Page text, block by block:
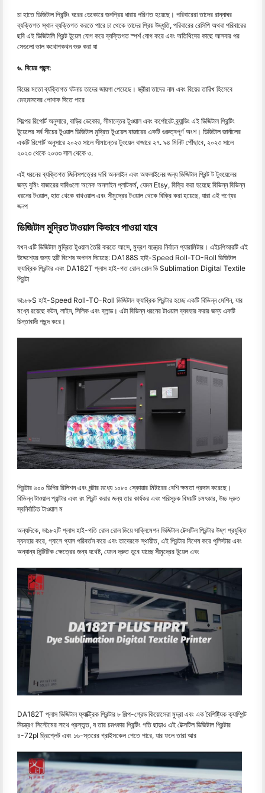
চা হাতে ডিজিটাল প্রিন্টিং ঘরের ডেকোরে জনপ্রিয় ধারায় পরিণত হয়েছে। পরিবারেরা তাদের রান্নাঘর
ব্যক্তিগত স্থান ব্যক্তিগত করতে পারে চা থেকে তাদের প্রিয় উদ্ধৃতি, পরিবারের রেসিপি অথবা পরিবারের
ছবি এই ডিজিটালি প্রিন্ট টুয়েল যোগ করে ব্যক্তিগত স্পর্শ যোগ করে এবং অতিথিদের কাছে আসবার পর
সেগুলো ভাল কথোপকথন শুরু করা যা
৬. বিয়ের পছন্দ:
বিয়ের মতো ব্যক্তিগত ঘটনায় তাদের জায়গা পেয়েছে। স্ত্রীরা তাদের নাম এবং বিয়ের তারিখ হিসেবে
মেহমানদের পোশাক দিতে পারে
শিল্পের রিপোর্ট অনুসারে, বাড়ির ডেকোর, সীমান্তের টুওয়াল এবং কর্পোরেট ব্র্যান্ডিং এই ডিজিটাল প্রিন্টিং
টুয়েলের সর্ব সীচের টুওয়াল ডিজিটাল মুদ্রিত টুওয়েল বাজারের একটি গুরুত্বপূর্ণ অংশ। ডিজিটাল জার্নালের
একটি রিপোর্ট অনুসারে ২০২৩ সালে সীমান্তের টুওয়েল বাজারে ২৭. ৯৪ মিনিট পৌঁছাবে, ২০২৩ সালে
২০২৩ থেকে ২০৩৩ সাল থেকে ৩.
এই ধরনের ব্যক্তিগত জিনিসপত্রের দাবি অনলাইন এবং অফলাইনের জন্য ডিজিটাল প্রিন্ট ট টুওয়েলের
জন্য বুমিং বাজারের দাবিগুলো অনেক অনলাইন প্লাটফর্ম, যেমন Etsy, বিক্রি করা হয়েছে বিভিন্ন বিভিন্ন
ধরনের টওয়াল, হাত থেকে বাথওয়াল এবং সীমুদ্রের টওয়াল থেকে বিক্রি করা হয়েছে, যারা এই পণ্যের
জনপ
ডিজিটাল মুদ্রিত টাওয়াল কিভাবে পাওয়া যাবে
যখন এটি ডিজিটাল মুদ্রিত টুওয়াল তৈরি করতে আসে, মুদ্রণ যন্ত্রের নির্বাচন প্যারামিটার। এইচপিআরটি এই
উদ্দেশ্যের জন্য দুটি বিশেষ অপশন দিয়েছে: DA188S হাই-Speed Roll-TO-Roll ডিজিটাল
ফ্যাব্রিক প্রিন্টার এবং DA182T প্লাস হাই-গত রোল রোল ডি Sublimation Digital Textile
প্রিন্টা
ডা১৮৮S হাই-Speed Roll-TO-Roll ডিজিটাল ফ্যাব্রিক প্রিন্টার হচ্ছে একটি বিভিন্ন মেশিন, যার
মধ্যে রয়েছে কটন, লাইন, সিলিক এবং ব্লান্ড। এটা বিভিন্ন ধরনের টাওয়াল ব্যবহার করার জন্য একটি
চিন্তাবাদী পছন্দ করে।
প্রিন্টার ৬০০ ডিপির রিলিশন এবং ঘন্টার মধ্যে ১০৮০ স্কোয়ার মিটারের বেশি ক্ষমতা প্রদান করেছে।
বিভিন্ন টাওয়াল প্যান্টার এবং রং প্রিন্ট করার জন্য তার কার্যকর এবং পরিসূচক বিষয়টি চমৎকার, উচ্চ দ্রুত
স্বনির্বাচিত টাওয়াল ম
অন্যদিকে, ডা১৮২টি প্লাস হাই-গতি রোল রোল ডিয়ে সাব্লিমেশন ডিজিটাল টেক্সটিল প্রিন্টার উষ্ণ প্রযুক্তি
ব্যবহার করে, গ্যাসে গ্যাস পরিবর্তন করে এবং তাদেরকে স্থায়ীত, এই প্রিন্টার বিশেষ করে পুলিস্টার এবং
অন্যান্য সিন্টিটিক ক্ষেত্রের জন্য যথেষ্ট, যেমন দ্রুত ডুবে যাচ্ছে সীমুদ্রের টুয়েল এবং
DA182T প্লাস ডিজিটাল ফ্যাক্ট্রিক প্রিন্টার ৮ শিল্প-গ্রেড কিয়োসেরা মুদ্রা এবং এক বৈশিষ্ট্যিক ক্যাম্পিন্ট
নিয়ন্ত্রণ সিস্টেমের সাথে প্রস্তুত, য তার চমৎকার প্রিন্টিং গতি ছাড়াও এই টেক্সটিল ডিজিটাল প্রিন্টার
৪-72pl ড্রিপ্লেট এবং ১৬-স্তরের গ্রাইসকেল পেতে পারে, যার ফলে তারা আর